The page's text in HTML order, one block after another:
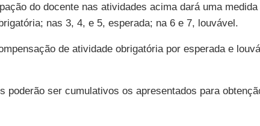
do docente nas atividades acima dará uma
nas 3, 4, e 5, esperada; na 6 e 7, louvável.
de atividade obrigatória por esperada e
ser cumulativos os apresentados para